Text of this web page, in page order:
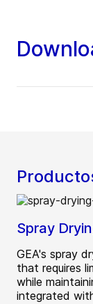
Spray
GEA's spray
that requires
while
integrated